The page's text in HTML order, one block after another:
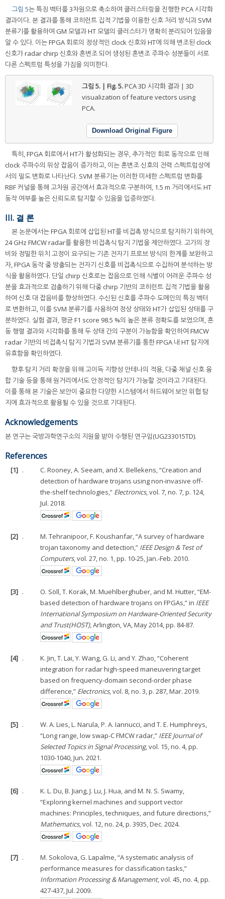
그림 5는 특징 벡터를 3차원으로 축소하여 클러스터링을 진행한 PCA 시각화
결과이다. 본 결과를 통해 코히런트 집적 기법을 이용한 신호 처리 방식과 SVM
분류기를 활용하여 GM 모델과 HT 모델의 클러스터가 명확히 분리되어 있음을
알 수 있다. 이는 FPGA 회로의 정상적인 clock 신호와 HT에 의해 변조된 clock
신호가 radar chirp 신호와 혼변조 되어 생성된 혼변조 주파수 성분들이 서로
다른 스펙트럼 특성을 가짐을 의미한다.
그림 5. | Fig. 5.PCA 3D 시각화 결과 | 3D
visualization of feature vectors using
PCA.
Download Original Figure
특히, FPGA 회로에서 HT가 활성화되는 경우, 추가적인 회로 동작으로 인해
clock 주파수의 위상 잡음이 증가하고, 이는 혼변조 신호의 전력 스펙트럼상에
서의 밀도 변화로 나타난다. SVM 분류기는 이러한 미세한 스펙트럼 변화를
RBF 커널을 통해 고차원 공간에서 효과적으로 구분하여, 1.5 m 거리에서도 HT
동작 여부를 높은 신뢰도로 탐지할 수 있음을 입증하였다.
III. 결 론
본 논문에서는 FPGA 회로에 삽입된 HT를 비접촉 방식으로 탐지하기 위하여,
24 GHz FMCW radar를 활용한 비접촉식 탐지 기법을 제안하였다. 고가의 장
비와 정밀한 위치 고정이 요구되는 기존 전자기 프로브 방식의 한계를 보완하고
자, FPGA 동작 중 방출되는 전자기 신호를 비접촉식으로 수집하여 분석하는 방
식을 활용하였다. 단일 chirp 신호로는 잡음으로 인해 식별이 어려운 주파수 성
분을 효과적으로 검출하기 위해 다중 chirp 기반의 코히런트 집적 기법을 활용
하여 신호 대 잡음비를 향상하였다. 수신된 신호를 주파수 도메인의 특징 벡터
로 변환하고, 이를 SVM 분류기를 사용하여 정상 상태와 HT가 삽입된 상태를 구
분하였다. 실험 결과, 평균 F1 score 98.5 %의 높은 분류 정확도를 보였으며, 혼
동 행렬 결과와 시각화를 통해 두 상태 간의 구분이 가능함을 확인하여 FMCW
radar 기반의 비접촉식 탐지 기법과 SVM 분류기를 통한 FPGA 내 HT 탐지에
유효함을 확인하였다.
향후 탐지 거리 확장을 위해 고이득 지향성 안테나의 적용, 다중 채널 신호 융
합 기술 등을 통해 원거리에서도 안정적인 탐지가 가능할 것이라고 기대된다.
이를 통해 본 기술은 보안이 중요한 다양한 시스템에서 하드웨어 보안 위협 탐
지에 효과적으로 활용될 수 있을 것으로 기대된다.
Acknowledgements
본 연구는 국방과학연구소의 지원을 받아 수행된 연구임(UG233015TD).
References
[1] .
C. Rooney, A. Seeam, and X. Bellekens, “Creation and
detection of hardware trojans using non-invasive off-
the-shelf technologies,” Electronics, vol. 7, no. 7, p. 124,
Jul. 2018.
[2] .
M. Tehranipoor, F. Koushanfar, “A survey of hardware
trojan taxonomy and detection,” IEEE Design & Test of
Computers, vol. 27, no. 1, pp. 10-25, Jan.-Feb. 2010.
[3] .
O. Söll, T. Korak, M. Muehlberghuber, and M. Hutter, “EM-
based detection of hardware trojans on FPGAs,” in IEEE
International Symposium on Hardware-Oriented Security
and Trust(HOST), Arlington, VA, May 2014, pp. 84-87.
[4] .
K. Jin, T. Lai, Y. Wang, G. Li, and Y. Zhao, “Coherent
integration for radar high-speed maneuvering target
based on frequency-domain second-order phase
difference,” Electronics, vol. 8, no. 3, p. 287, Mar. 2019.
[5] .
W. A. Lies, L. Narula, P. A. Iannucci, and T. E. Humphreys,
“Long range, low swap-C FMCW radar,” IEEE Journal of
Selected Topics in Signal Processing, vol. 15, no. 4, pp.
1030-1040, Jun. 2021.
[6] .
K. L. Du, B. Jiang, J. Lu, J. Hua, and M. N. S. Swamy,
“Exploring kernel machines and support vector
machines: Principles, techniques, and future directions,”
Mathematics, vol. 12, no. 24, p. 3935, Dec. 2024.
[7] .
M. Sokolova, G. Lapalme, “A systematic analysis of
performance measures for classification tasks,”
Information Processing & Management, vol. 45, no. 4, pp.
427-437, Jul. 2009.